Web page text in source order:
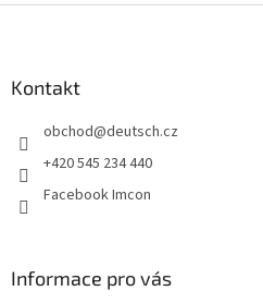
Kontakt
obchod@deutsch.cz
+420 545 234 440
Facebook Imcon
Informace pro vás